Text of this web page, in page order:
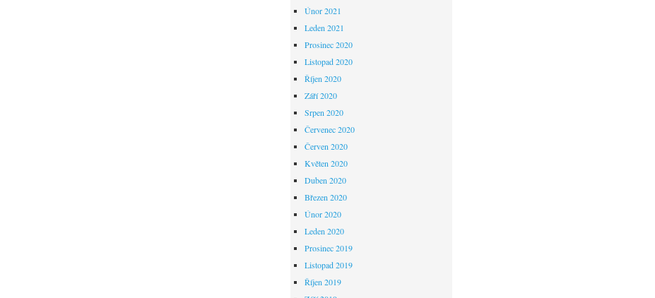
Únor 2021
Leden 2021
Prosinec 2020
Listopad 2020
Říjen 2020
Září 2020
Srpen 2020
Červenec 2020
Červen 2020
Květen 2020
Duben 2020
Březen 2020
Únor 2020
Leden 2020
Prosinec 2019
Listopad 2019
Říjen 2019